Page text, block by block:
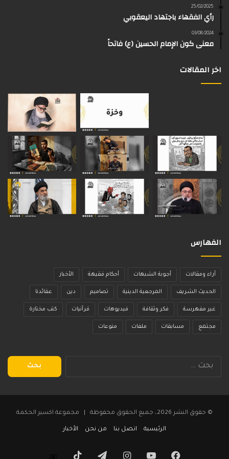
م
25/02/2025
رأي الفقهاء باجتهاد اليعقوبي
03/08/2024
معنى كون الإمام الحسين (ع) فاتحاً
اخر المقالات
الفهارس
آراء ومقالات أجوبة الشبهات أحكام فقيهة الأخبار
الحديث الشريف المرجعية الدينية تصاميم دين عقائدنا
غير مفهرسة فكر وثقافة فيديوهات قرآنيات كتب مختارة
مجتمع مسابقات ملفات منوعات
البحث
© حقوق النشر 2026، جميع الحقوق محفوظة | مجموعة اكسير الحكمة
الرئيسية اتصل بنا من نحن الأخبار
فيسبوكيوتيوب انستقرامتيلقرام